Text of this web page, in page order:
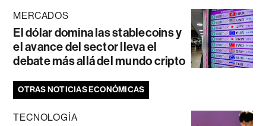
MERCADOS
El dólar domina las stablecoins y
el avance del sector lleva el
debate más allá del mundo cripto
OTRAS NOTICIAS ECONÓMICAS
TECNOLOGÍA